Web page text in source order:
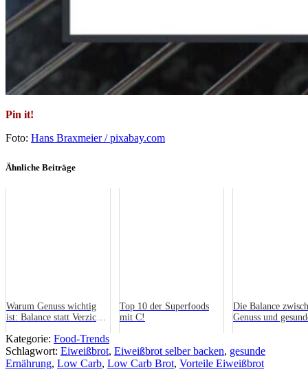
Pin it!
Foto: Hans Braxmeier / pixabay.com
Ähnliche Beiträge
Warum Genuss wichtig
ist: Balance statt Verzicht
Top 10 der Superfoods
mit C!
Die Balance
Genuss und
Kategorie: Food-Trends
Schlagwort: Eiweißbrot, Eiweißbrot selber backen, gesunde
Ernährung, Low Carb, Low Carb Brot, Vorteile Eiweißbrot